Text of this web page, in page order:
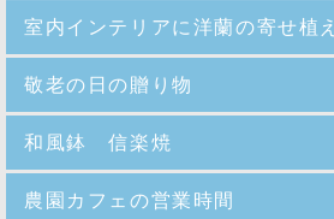
室内インテリアに洋蘭の寄せ植え
敬老の日の贈り物
和風鉢 信楽焼
農園カフェの営業時間